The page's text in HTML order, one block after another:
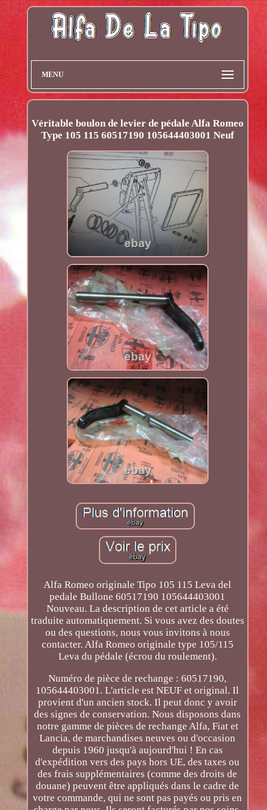
MENU
Véritable boulon de levier de pédale Alfa Romeo
Type 105 115 60517190 105644403001 Neuf
Alfa Romeo originale Tipo 105 115 Leva del
pedale Bullone 60517190 105644403001
Nouveau. La description de cet article a été
traduite automatiquement. Si vous avez des doutes
ou des questions, nous vous invitons à nous
contacter. Alfa Romeo originale type 105/115
Leva du pédale (écrou du roulement).
Numéro de pièce de rechange : 60517190,
105644403001. L'article est NEUF et original. Il
provient d'un ancien stock. Il peut donc y avoir
des signes de conservation. Nous disposons dans
notre gamme de pièces de rechange Alfa, Fiat et
Lancia, de marchandises neuves ou d'occasion
depuis 1960 jusqu'à aujourd'hui ! En cas
d'expédition vers des pays hors UE, des taxes ou
des frais supplémentaires (comme des droits de
douane) peuvent être appliqués dans le cadre de
votre commande, qui ne sont pas payés ou pris en